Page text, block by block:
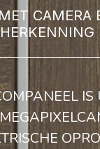
CAMERA
IS